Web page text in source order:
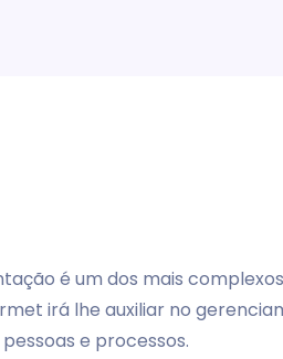
é um dos mais
irá lhe auxiliar no
e processos.